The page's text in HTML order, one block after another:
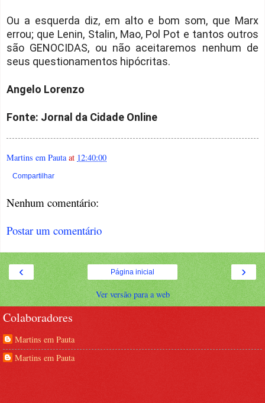
Ou a esquerda diz, em alto e bom som, que Marx
errou; que Lenin, Stalin, Mao, Pol Pot e tantos outros
são GENOCIDAS, ou não aceitaremos nenhum de
seus questionamentos hipócritas.
Angelo Lorenzo
Fonte: Jornal da Cidade Online
Martins em Pauta at 12:40:00
Compartilhar
Nenhum comentário:
Postar um comentário
‹ ›
Página inicial
Ver versão para a web
Colaboradores
Martins em Pauta
Martins em Pauta